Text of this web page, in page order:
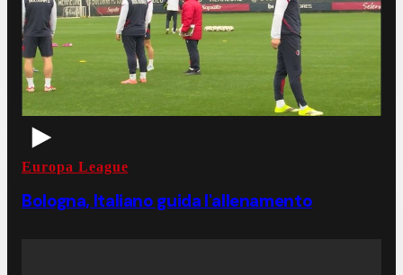
Europa League
Bologna, Italiano guida l'allenamento